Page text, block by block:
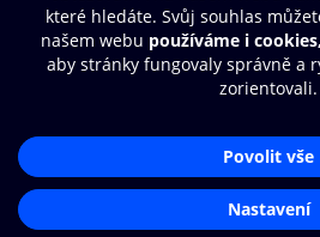
© O2 Czech Republic a.s.
Přístupnost
Zásady zpracování osobních údajů
Čti a